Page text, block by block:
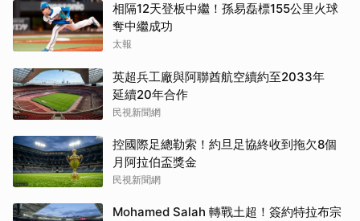
相隔12天登板中繼！孫易磊標155公里火球
奪中繼成功
太報
英超兵工廠與阿聯酋航空續約至2033年
延續20年合作
民視新聞網
控國際足總勒索！約旦足協終收到拖欠8個
月阿拉伯盃獎金
民視新聞網
Mohamed Salah 轉戰土超！簽約特拉布宗